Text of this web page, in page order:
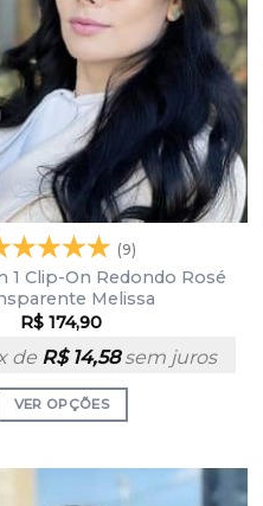
(9)
1 Clip-On Redondo Rosé
Melissa
R$ 174,90
de R$14,58sem juros
VER OPÇÕES